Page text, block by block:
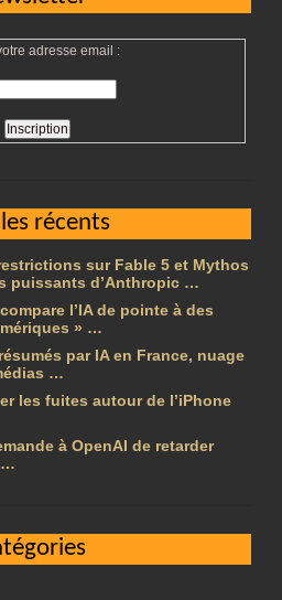
adresse email :
récents
sur Fable 5 et Mythos
puissants d’Anthropic …
l’IA de pointe à des
» …
par IA en France, nuage
…
les fuites autour de l’iPhone
à OpenAI de retarder
…